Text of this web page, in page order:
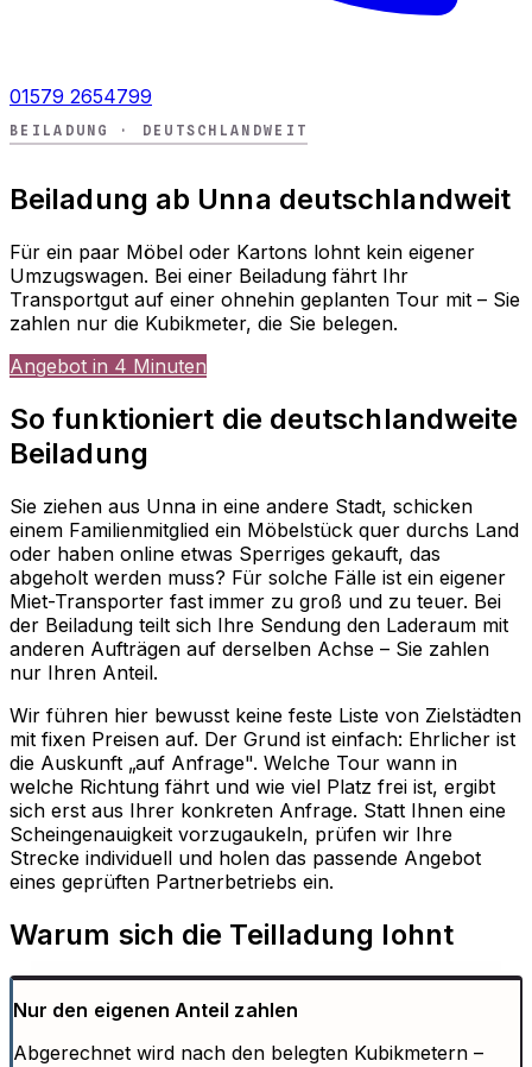
01579 2654799
BEILADUNG · DEUTSCHLANDWEIT
Beiladung ab Unna deutschlandweit
Für ein paar Möbel oder Kartons lohnt kein eigener
Umzugswagen. Bei einer Beiladung fährt Ihr
Transportgut auf einer ohnehin geplanten Tour mit – Sie
zahlen nur die Kubikmeter, die Sie belegen.
Angebot in 4 Minuten
So funktioniert die deutschlandweite
Beiladung
Sie ziehen aus Unna in eine andere Stadt, schicken
einem Familienmitglied ein Möbelstück quer durchs Land
oder haben online etwas Sperriges gekauft, das
abgeholt werden muss? Für solche Fälle ist ein eigener
Miet-Transporter fast immer zu groß und zu teuer. Bei
der Beiladung teilt sich Ihre Sendung den Laderaum mit
anderen Aufträgen auf derselben Achse – Sie zahlen
nur Ihren Anteil.
Wir führen hier bewusst keine feste Liste von Zielstädten
mit fixen Preisen auf. Der Grund ist einfach: Ehrlicher ist
die Auskunft „auf Anfrage". Welche Tour wann in
welche Richtung fährt und wie viel Platz frei ist, ergibt
sich erst aus Ihrer konkreten Anfrage. Statt Ihnen eine
Scheingenauigkeit vorzugaukeln, prüfen wir Ihre
Strecke individuell und holen das passende Angebot
eines geprüften Partnerbetriebs ein.
Warum sich die Teilladung lohnt
Nur den eigenen Anteil zahlen
Abgerechnet wird nach den belegten Kubikmetern –